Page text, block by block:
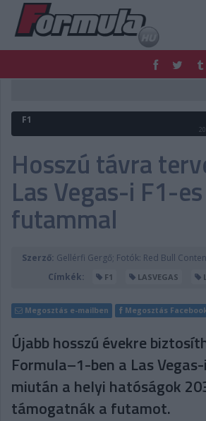
FORMULA
MOTOR
PODCAST
SHOP
LIVE
DIGITÁLIS MAGAZIN
VERSENYNAPTÁRAK
F1
Hosszú távra
Las Vegas-i F1-es
futammal
Szerző: Gellérfi Gergő; Fotók: Red Bull
Címkék:
F1 LASVEGAS
Megosztás e-mailben Megosztás
Újabb hosszú évekre
Formula–1-ben a Las
miután a helyi hatóságok
támogatnák a futamot.